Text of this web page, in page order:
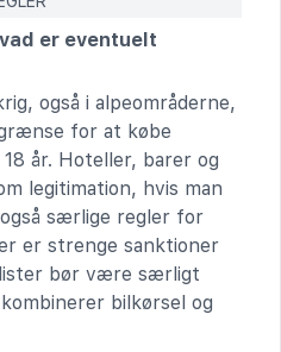
er eventuelt
også i alpeområderne,
for at købe
år. Hoteller, barer og
legitimation, hvis man
særlige regler for
er strenge sanktioner
bør være særligt
bilkørsel og